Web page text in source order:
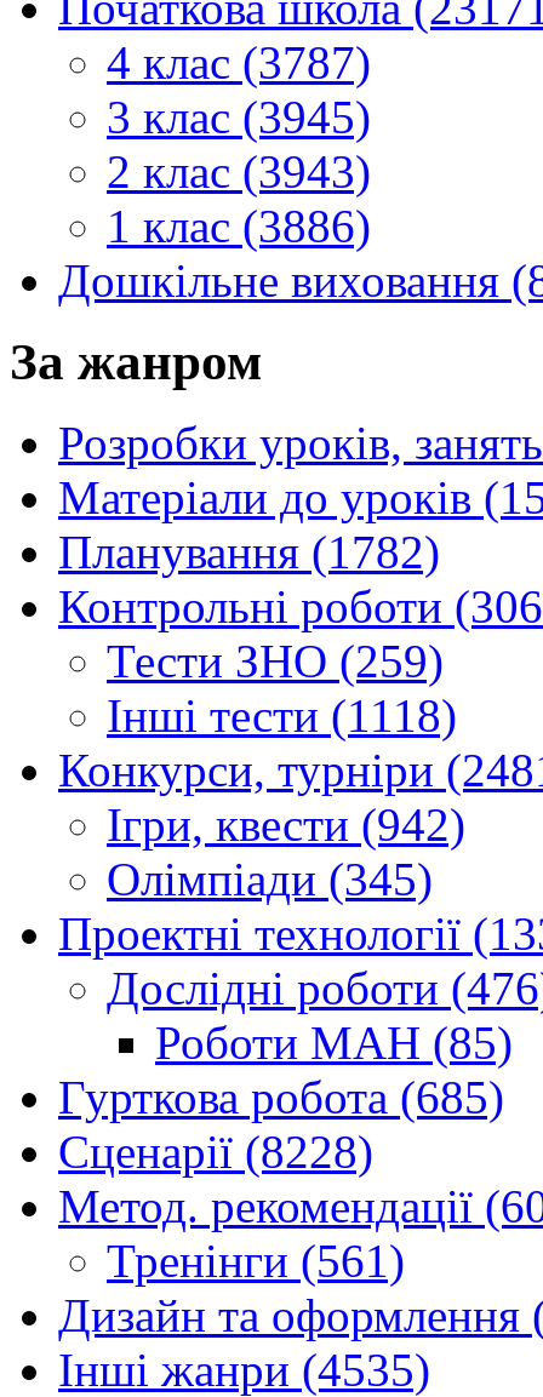
4 клас (3787)
3 клас (3945)
2 клас (3943)
1 клас (3886)
Дошкільне виховання
За жанром
Розробки уроків,
Матеріали до уроків
Планування (1782)
Контрольні роботи
Тести ЗНО (259)
Інші тести (1118)
Конкурси, турніри
Ігри, квести (942)
Олімпіади (345)
Проектні технології
Дослідні роботи
Роботи МАН (85)
Гурткова робота (685)
Сценарії (8228)
Метод. рекомендації
Тренінги (561)
Дизайн та оформлення
Інші жанри (4535)